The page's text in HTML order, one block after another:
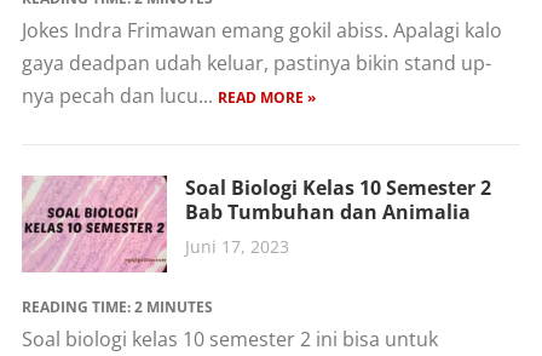
Jokes Indra Frimawan emang gokil abiss. Apalagi kalo
gaya deadpan udah keluar, pastinya bikin stand up-
nya pecah dan lucu... READ MORE »
Soal Biologi Kelas 10 Semester 2
Bab Tumbuhan dan Animalia
Juni 17, 2023
READING TIME:2 MINUTES
Soal biologi kelas 10 semester 2 ini bisa untuk